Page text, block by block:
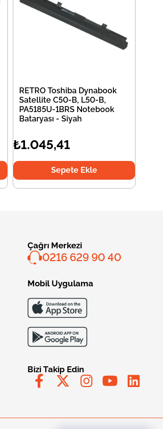
RETRO Toshiba Dynabook
Satellite C50-B, L50-B,
PA5185U-1BRS Notebook
Bataryası - Siyah
₺1.045,41
Sepete Ekle
Çağrı Merkezi
0216 629 90 40
Mobil Uygulama
Bizi Takip Edin